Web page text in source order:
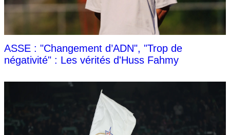
ASSE : "Changement d’ADN", "Trop de
négativité" : Les vérités d'Huss Fahmy